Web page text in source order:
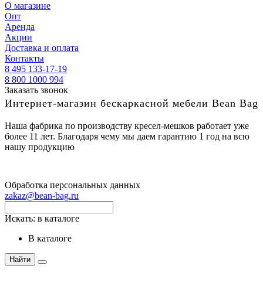
О магазине
Опт
Аренда
Акции
Доставка и оплата
Контакты
8 495 133-17-19
8 800 1000 994
Заказать звонок
Интернет-магазин бескаркасной мебели Bean Bag
Наша фабрика по производству кресел-мешков работает уже
более 11 лет. Благодаря чему мы даем гарантию 1 год на всю
нашу продукцию
Обработка персональных данных
zakaz@bean-bag.ru
Искать: в каталоге
в каталоге
Найти